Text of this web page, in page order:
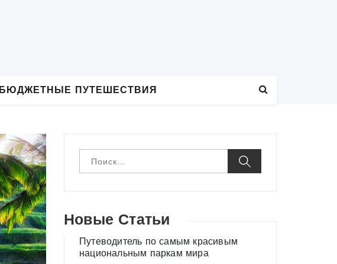
БЮДЖЕТНЫЕ ПУТЕШЕСТВИЯ
й
Новые Статьи
Путеводитель по самым красивым
национальным паркам мира